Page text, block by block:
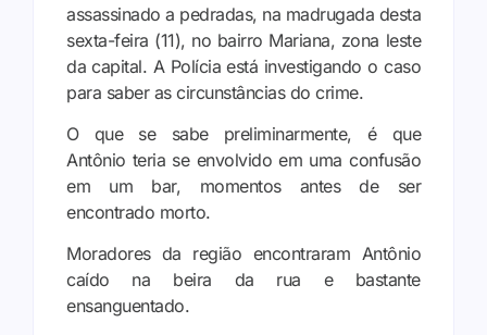
assassinado a pedradas, na madrugada desta
sexta-feira (11), no bairro Mariana, zona leste
da capital. A Polícia está investigando o caso
para saber as circunstâncias do crime.
O que se sabe preliminarmente, é que
Antônio teria se envolvido em uma confusão
em um bar, momentos antes de ser
encontrado morto.
Moradores da região encontraram Antônio
caído na beira da rua e bastante
ensanguentado.